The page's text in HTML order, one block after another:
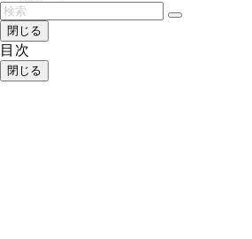
閉じる
目次
閉じる